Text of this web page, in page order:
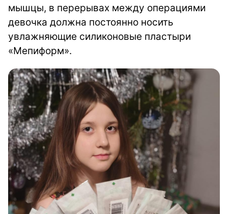
мышцы, в перерывах между операциями
девочка должна постоянно носить
увлажняющие силиконовые пластыри
«Мепиформ».